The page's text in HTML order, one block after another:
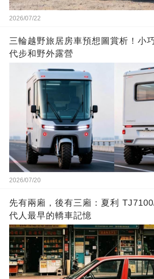
2026/07/22
三輪越野旅居房車預想圖賞析！小
代步和野外露營
2026/07/20
先有兩廂，後有三廂：夏利
代人最早的轎車記憶